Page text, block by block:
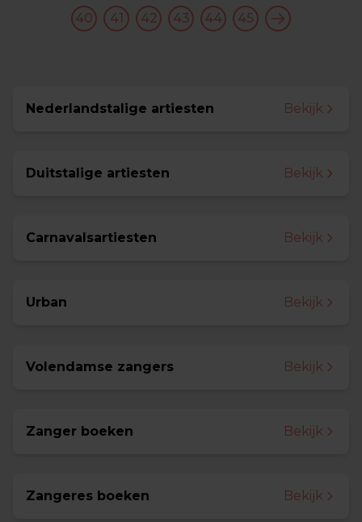
40 41 42 43 44 45
Nederlandstalige artiesten Bekijk
Duitstalige artiesten Bekijk
Carnavalsartiesten Bekijk
Urban Bekijk
Volendamse zangers Bekijk
Zanger boeken Bekijk
Zangeres boeken Bekijk